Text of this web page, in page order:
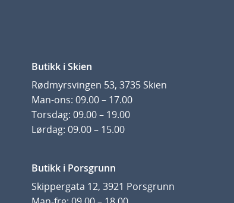
Butikk i Skien
Rødmyrsvingen 53, 3735 Skien
Man-ons: 09.00 – 17.00
Torsdag: 09.00 – 19.00
Lørdag: 09.00 – 15.00
Butikk i Porsgrunn
Skippergata 12, 3921 Porsgrunn